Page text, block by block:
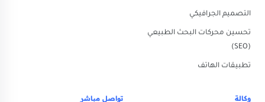
التصميم الجرافيكي
تحسين محركات البحث الطبيعي
(SEO)
تطبيقات الهاتف
وكالة تواصل مباشر